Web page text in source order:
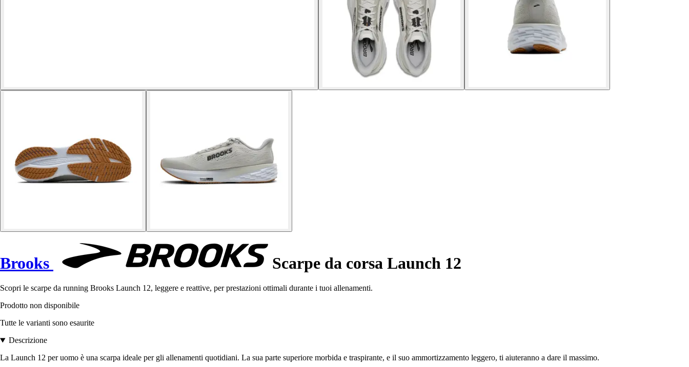
Brooks Scarpe da corsa Launch 12
Scopri le scarpe da running Brooks Launch 12, leggere e reattive, per prestazioni ottimali durante i tuoi allenamenti.
Prodotto non disponibile
Tutte le varianti sono esaurite
Descrizione
La Launch 12 per uomo è una scarpa ideale per gli allenamenti quotidiani. La sua parte superiore morbida e traspirante, e il suo ammortizzamento leggero, ti aiuteranno a dare il massimo.